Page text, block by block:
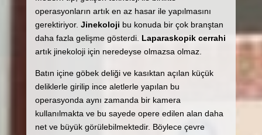
operasyonların artık en az hasar ile yapılmasını
gerektiriyor. Jinekoloji bu konuda bir çok branştan
daha fazla gelişme gösterdi. Laparaskopik cerrahi
artık jinekoloji için neredeyse olmazsa olmaz.
Batın içine göbek deliği ve kasıktan açılan küçük
deliklerle girilip ince aletlerle yapılan bu
operasyonda aynı zamanda bir kamera
kullanılmakta ve bu sayede opere edilen alan daha
net ve büyük görülebilmektedir. Böylece çevre